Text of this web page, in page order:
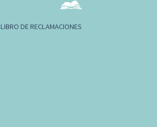
LIBRO DE RECLAMACIONES